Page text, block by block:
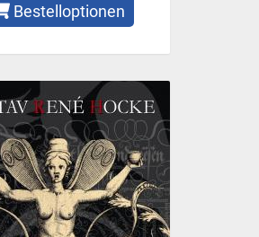
Bestelloptionen